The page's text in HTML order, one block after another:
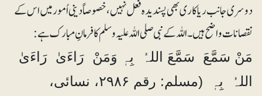
دوسری جانب ریاکاری بھی پسندیدہ فعل نہیں، خصوصاً دینی اُمور میں اس کے
نقصانات واضح ہیں۔ اللہ کے نبی صلی اللہ علیہ وسلم کا فرمانِ مبارک ہے:
مَنْ سَمَّعَ سَمَّعَ اللہُ بِہٖ وَمَنْ رَاءَیٰ رَاءَیٰ
اللہُ بِہٖ (مسلم: رقم ۲۹۸۶، نسائی،